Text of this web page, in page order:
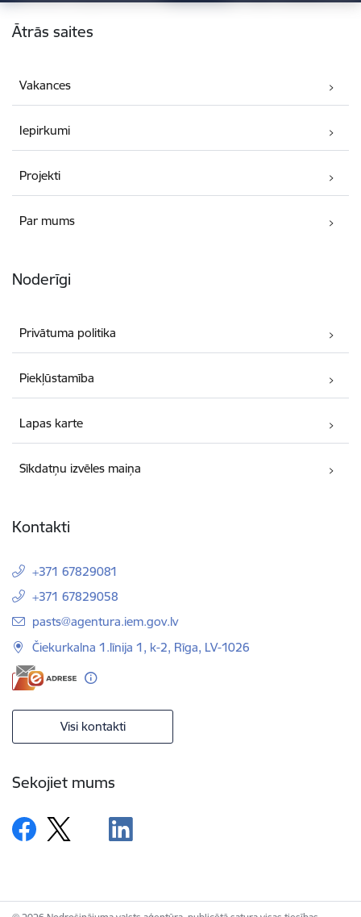
Kājene
Ātrās saites
Vakances
Iepirkumi
Projekti
Par mums
Noderīgi
Privātuma politika
Piekļūstamība
Lapas karte
Sīkdatņu izvēles maiņa
Kontakti
+371 67829081
+371 67829058
E-pasts:
pasts@agentura.iem.gov.lv
Čiekurkalna 1.līnija 1, k-2, Rīga, LV-1026
Visi kontakti
Sekojiet mums